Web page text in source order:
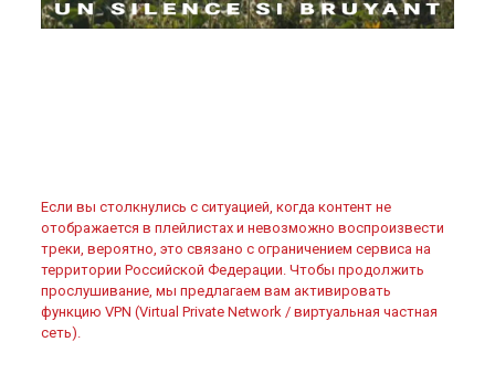
Если вы столкнулись с ситуацией, когда контент не
отображается в плейлистах и невозможно воспроизвести
треки, вероятно, это связано с ограничением сервиса на
территории Российской Федерации. Чтобы продолжить
прослушивание, мы предлагаем вам активировать
функцию VPN (Virtual Private Network / виртуальная частная
сеть).